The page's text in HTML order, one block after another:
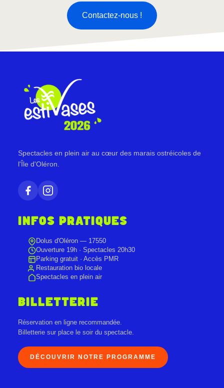
Contactez-nous !
Spectacles en plein air au cœur des marais ostréicoles de
l'Île d'Oléron.
INFOS PRATIQUES
Dolus d'Oléron — 17550
Ouverture 19h · Spectacles 20h30
Parking gratuit · Accès PMR
Restauration bio locale
Spectacles en plein air
BILLETTERIE
Réservation en ligne recommandée.
Billetterie sur place le soir du spectacle.
DÉCOUVRIR NOTRE PROGRAMME